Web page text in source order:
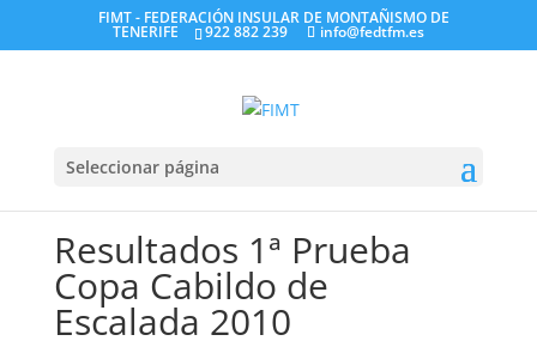
FIMT - FEDERACIÓN INSULAR DE MONTAÑISMO DE
TENERIFE 922 882 239 info@fedtfm.es
Seleccionar página
Resultados 1ª Prueba
Copa Cabildo de
Escalada 2010